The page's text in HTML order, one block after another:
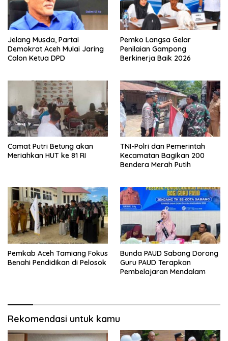
Jelang Musda, Partai
Demokrat Aceh Mulai Jaring
Calon Ketua DPD
Pemko Langsa Gelar
Penilaian Gampong
Berkinerja Baik 2026
Camat Putri Betung akan
Meriahkan HUT ke 81 RI
TNI-Polri dan Pemerintah
Kecamatan Bagikan 200
Bendera Merah Putih
Pemkab Aceh Tamiang Fokus
Benahi Pendidikan di Pelosok
Bunda PAUD Sabang Dorong
Guru PAUD Terapkan
Pembelajaran Mendalam
Rekomendasi untuk kamu